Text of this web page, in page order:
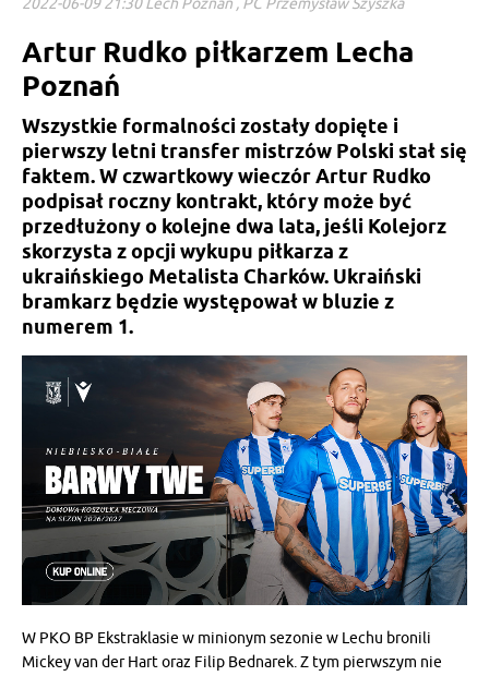
Artur Rudko piłkarzem Lecha
Poznań
Wszystkie formalności zostały dopięte i
pierwszy letni transfer mistrzów Polski stał się
faktem. W czwartkowy wieczór Artur Rudko
podpisał roczny kontrakt, który może być
przedłużony o kolejne dwa lata, jeśli Kolejorz
skorzysta z opcji wykupu piłkarza z
ukraińskiego Metalista Charków. Ukraiński
bramkarz będzie występował w bluzie z
numerem 1.
W PKO BP Ekstraklasie w minionym sezonie w Lechu bronili
Mickey van der Hart oraz Filip Bednarek. Z tym pierwszym nie